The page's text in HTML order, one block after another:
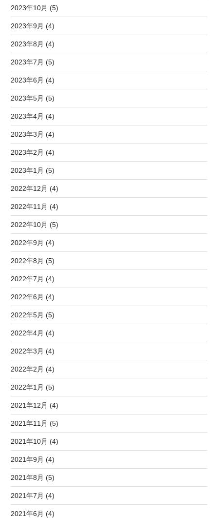
2023年10月 (5)
2023年9月 (4)
2023年8月 (4)
2023年7月 (5)
2023年6月 (4)
2023年5月 (5)
2023年4月 (4)
2023年3月 (4)
2023年2月 (4)
2023年1月 (5)
2022年12月 (4)
2022年11月 (4)
2022年10月 (5)
2022年9月 (4)
2022年8月 (5)
2022年7月 (4)
2022年6月 (4)
2022年5月 (5)
2022年4月 (4)
2022年3月 (4)
2022年2月 (4)
2022年1月 (5)
2021年12月 (4)
2021年11月 (5)
2021年10月 (4)
2021年9月 (4)
2021年8月 (5)
2021年7月 (4)
2021年6月 (4)